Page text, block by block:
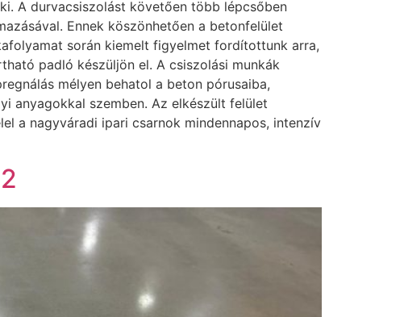
A durvacsiszolást követően több lépcsőben
Ennek köszönhetően a betonfelület
során kiemelt figyelmet fordítottunk arra,
padló készüljön el. A csiszolási munkák
mélyen behatol a beton pórusaiba,
anyagokkal szemben. Az elkészült felület
a nagyváradi ipari csarnok mindennapos, intenzív